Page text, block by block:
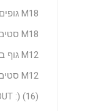
M18 גופים (54)
M18 סטים (26)
M12 גוף בלבד (12)
M12 סטים (8)
:) (16)